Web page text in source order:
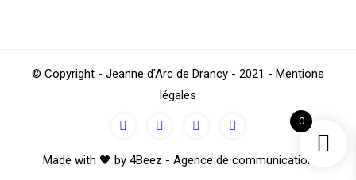
0
© Copyright - Jeanne d'Arc de Drancy - 2021 - Mentions
légales
Made with 🖤 by 4Beez - Agence de communication